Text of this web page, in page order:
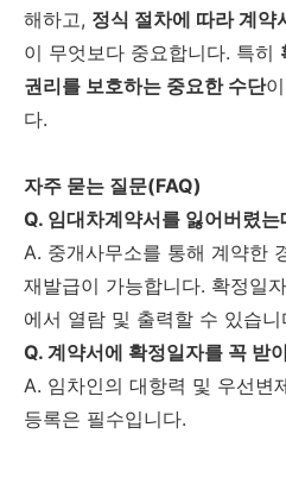
해하고, 정식 절차에 따라 계약
이 무엇보다 중요합니다. 특히
권리를 보호하는 중요한 수단
다.
자주 묻는 질문(FAQ)
Q. 임대차계약서를 잃어버렸
A. 중개사무소를 통해 계약한
재발급이 가능합니다. 확정일
에서 열람 및 출력할 수 있습니
Q. 계약서에 확정일자를 꼭 받
A. 임차인의 대항력 및 우선변
등록은 필수입니다.